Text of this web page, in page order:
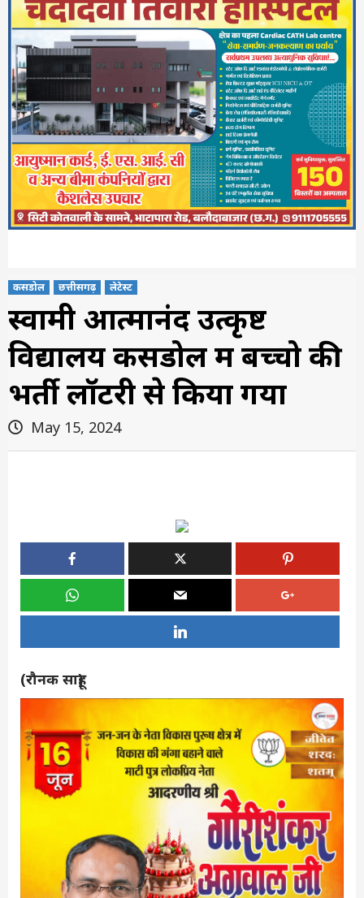
कसडोल छत्तीसगढ़ लेटेस्ट
स्वामी आत्मानंद उत्कृष्ट
विद्यालय कसडोल में बच्चो की
भर्ती लॉटरी से किया गया
May 15, 2024
(रौनक साहू)